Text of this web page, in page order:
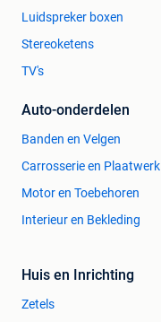
Luidspreker boxen
Stereoketens
TV's
Auto-onderdelen
Banden en Velgen
Carrosserie en Plaatwerk
Motor en Toebehoren
Interieur en Bekleding
Huis en Inrichting
Zetels